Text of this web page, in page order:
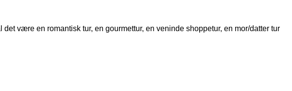
være en romantisk tur, en gourmettur, en veninde shoppetur, en mor/datter tur